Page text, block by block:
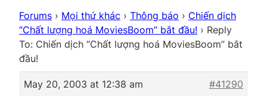
Forums › Mọi thứ khác › Thông báo › Chiến dịch
“Chất lượng hoá MoviesBoom” bắt đầu! › Reply
To: Chiến dịch “Chất lượng hoá MoviesBoom” bắt
đầu!
May 20, 2003 at 12:38 am
#41290